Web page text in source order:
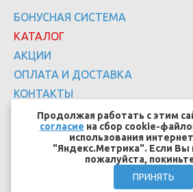
БОНУСНАЯ СИСТЕМА
КАТАЛОГ
АКЦИИ
ОПЛАТА И ДОСТАВКА
КОНТАКТЫ
Создание сайтов - EFFECT.SU
Продолжая работать с этим
согласие на сбор cookie-
использования
"Яндекс.Метрика". Если Вы
пожалуйста,
ПРИНЯТЬ